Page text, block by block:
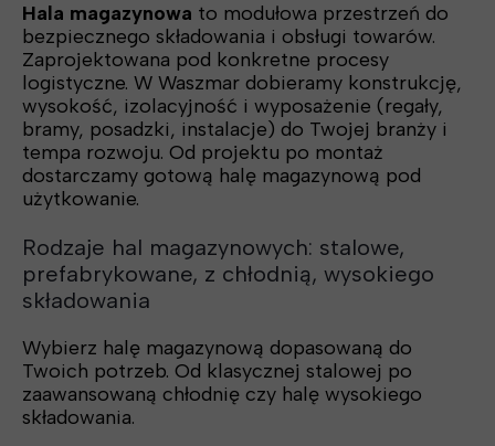
Hala magazynowa to modułowa przestrzeń do
bezpiecznego składowania i obsługi towarów.
Zaprojektowana pod konkretne procesy
logistyczne. W Waszmar dobieramy konstrukcję,
wysokość, izolacyjność i wyposażenie (regały,
bramy, posadzki, instalacje) do Twojej branży i
tempa rozwoju. Od projektu po montaż
dostarczamy gotową halę magazynową pod
użytkowanie.
Rodzaje hal magazynowych: stalowe,
prefabrykowane, z chłodnią, wysokiego
składowania
Wybierz halę magazynową dopasowaną do
Twoich potrzeb. Od klasycznej stalowej po
zaawansowaną chłodnię czy halę wysokiego
składowania.